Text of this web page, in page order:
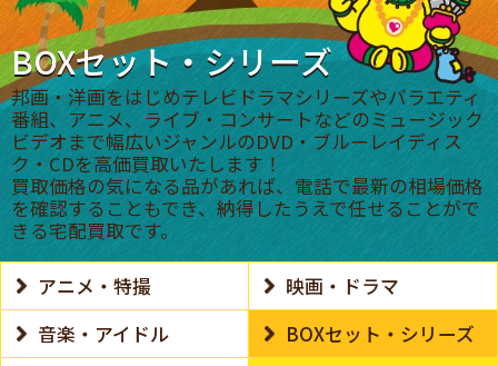
BOXセット・シリーズ
邦画・洋画をはじめテレビドラマシリーズやバラエティ
番組、アニメ、ライブ・コンサートなどのミュージック
ビデオまで幅広いジャンルのDVD・ブルーレイディス
ク・CDを高価買取いたします！
買取価格の気になる品があれば、電話で最新の相場価格
を確認することもでき、納得したうえで任せることがで
きる宅配買取です。
アニメ・特撮
映画・ドラマ
音楽・アイドル
BOXセット・シリーズ